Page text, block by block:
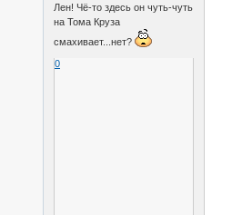
Лен! Чё-то здесь он чуть-чуть
на Тома Круза
смахивает...нет?
0